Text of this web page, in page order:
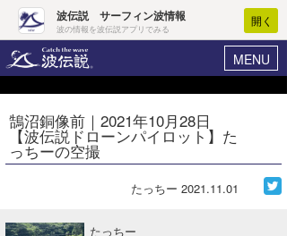
波伝説 サーフィン波情報
波の情報を波伝説アプリでみる
開く
MENU
ヘルプ マイホーム
ログイン
鵠沼銅像前｜2021年10月28日
【波伝説ドローンパイロット】た
っちーの空撮
たっちー 2021.11.01
たっちー
Core Surf Japan
コンテスト
ファッション/グッズ
アート＆エンタメ